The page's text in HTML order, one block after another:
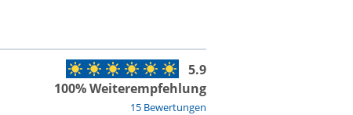
15 Bewertungen
5.9
100% Weiterempfehlung